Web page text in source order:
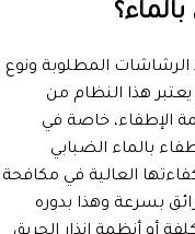
المطلوبة ونوع
هذا النظام من
الإطفاء، خاصة في
بالماء الضبابي
العالية في مكافحة
بسرعة وهذا بدوره